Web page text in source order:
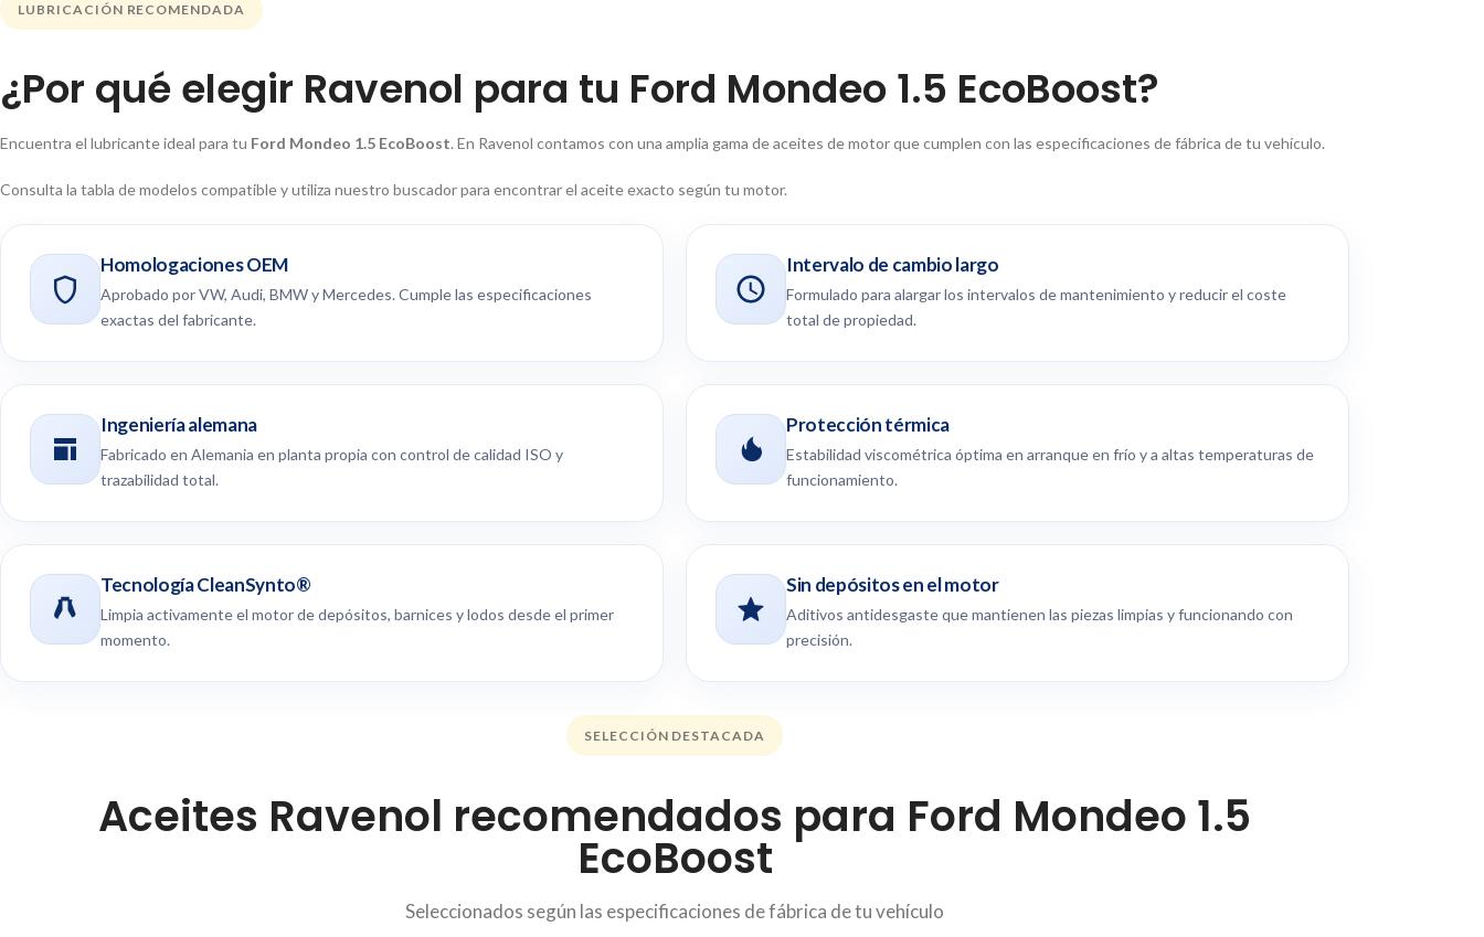
LUBRICACIÓN RECOMENDADA
¿Por qué elegir Ravenol para tu Ford Mondeo 1.5 EcoBoost?
Encuentra el lubricante ideal para tu Ford Mondeo 1.5 EcoBoost. En Ravenol contamos con una amplia gama de aceites de motor que cumplen con las especificaciones de fábrica de tu vehículo.
Consulta la tabla de modelos compatible y utiliza nuestro buscador para encontrar el aceite exacto según tu motor.
Homologaciones OEM
Aprobado por VW, Audi, BMW y Mercedes. Cumple las especificaciones
exactas del fabricante.
Intervalo de cambio largo
Formulado para alargar los intervalos de mantenimiento y reducir el coste
total de propiedad.
Ingeniería alemana
Fabricado en Alemania en planta propia con control de calidad ISO y
trazabilidad total.
Protección térmica
Estabilidad viscométrica óptima en arranque en frío y a altas temperaturas de
funcionamiento.
Tecnología CleanSynto®
Limpia activamente el motor de depósitos, barnices y lodos desde el primer
momento.
Sin depósitos en el motor
Aditivos antidesgaste que mantienen las piezas limpias y funcionando con
precisión.
SELECCIÓN DESTACADA
Aceites Ravenol recomendados para Ford Mondeo 1.5
EcoBoost
Seleccionados según las especificaciones de fábrica de tu vehículo